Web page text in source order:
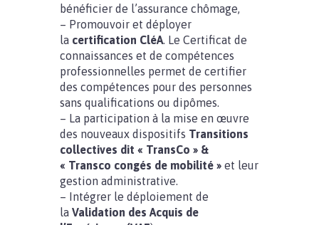
bénéficier de l’assurance chômage,
– Promouvoir et déployer
la certification CléA. Le Certificat de
connaissances et de compétences
professionnelles permet de certifier
des compétences pour des personnes
sans qualifications ou dipômes.
– La participation à la mise en œuvre
des nouveaux dispositifs Transitions
collectives dit « TransCo » &
« Transco congés de mobilité » et leur
gestion administrative.
– Intégrer le déploiement de
la Validation des Acquis de